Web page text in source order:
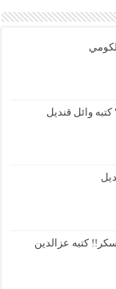
وائل قنديل
كتبه عزالدين